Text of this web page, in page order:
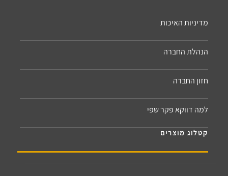
מדיניות האיכות
הנהלת החברה
חזון החברה
למה דווקא פקר שפי
קטלוג מוצרים